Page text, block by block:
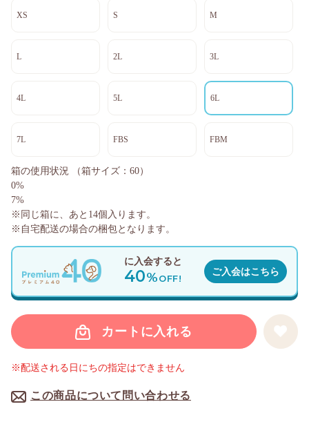
XS S M
L 2L 3L
4L 5L 6L
7L FBS FBM
カートに入れる
この商品について問い合わせる
※配送される日にちの指定はできません
に入会すると
40%OFF!
ご入会はこちら
箱の使用状況
（箱サイズ：60）
0%
7%
※同じ箱に、あと 14個入ります。
※自宅配送の場合の梱包となります。